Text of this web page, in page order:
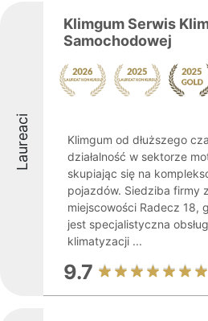
Laureaci
Klimgum Serwis
Samochodowej
Klimgum od dłuższego
działalność w sektorze
skupiając się na
pojazdów. Siedziba firmy
miejscowości Radecz 18,
jest specjalistyczna
klimatyzacji ...
9.7